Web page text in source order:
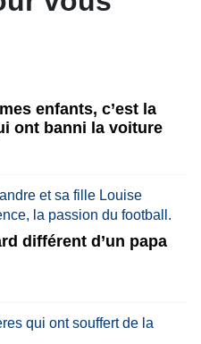
enfants, c’est la
ont banni la voiture
différent d’un papa